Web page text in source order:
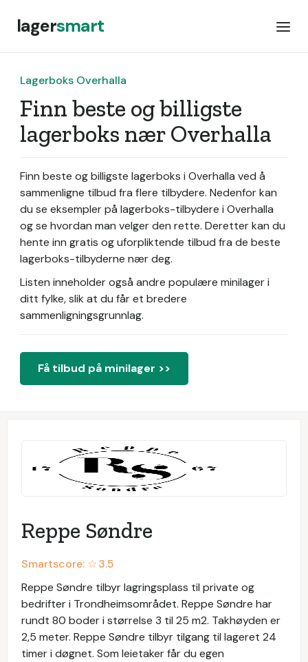
lagersmart
Lagerboks Overhalla
Finn beste og billigste
lagerboks nær Overhalla
Finn beste og billigste lagerboks i Overhalla ved å
sammenligne tilbud fra flere tilbydere. Nedenfor kan
du se eksempler på lagerboks-tilbydere i Overhalla
og se hvordan man velger den rette. Deretter kan du
hente inn gratis og uforpliktende tilbud fra de beste
lagerboks-tilbyderne nær deg.
Listen inneholder også andre populære minilager i
ditt fylke, slik at du får et bredere
sammenligningsgrunnlag.
Få tilbud på minilager >>
Reppe Søndre
Smartscore: ☆3.5
Reppe Søndre tilbyr lagringsplass til private og
bedrifter i Trondheimsområdet. Reppe Søndre har
rundt 80 boder i størrelse 3 til 25 m2. Takhøyden er
2,5 meter. Reppe Søndre tilbyr tilgang til lageret 24
timer i døgnet. Som leietaker får du egen